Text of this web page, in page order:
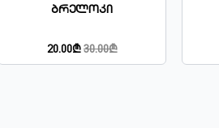
Ბრელოკი
20.00₾ 30.00₾